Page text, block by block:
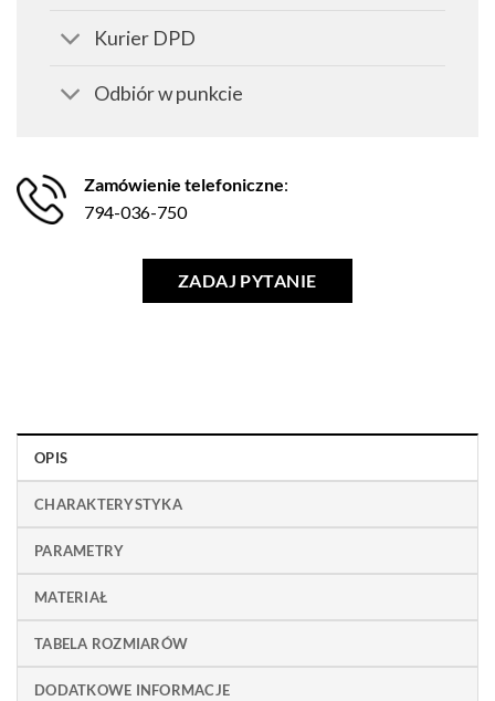
Kurier DPD
Odbiór w punkcie
Zamówienie telefoniczne:
794-036-750
ZADAJ PYTANIE
OPIS
CHARAKTERYSTYKA
PARAMETRY
MATERIAŁ
TABELA ROZMIARÓW
DODATKOWE INFORMACJE